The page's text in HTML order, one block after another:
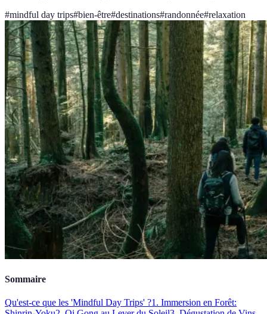
#mindful day trips#bien-être#destinations#randonnée#relaxation
Sommaire
Qu'est-ce que les 'Mindful Day Trips' ?1. Immersion en Forêt: